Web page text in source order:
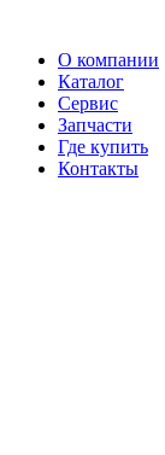
О компании
Каталог
Сервис
Запчасти
Где купить
Контакты